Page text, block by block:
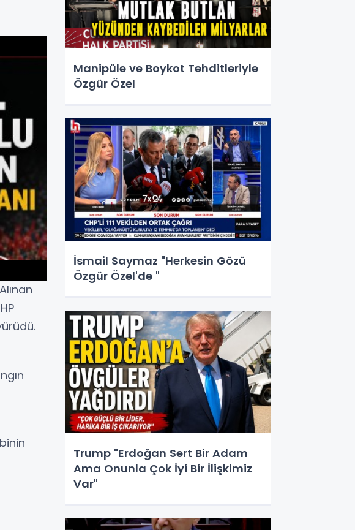
Manipüle ve Boykot Tehditleriyle
Özgür Özel
İsmail Saymaz "Herkesin Gözü
Özgür Özel'de "
Trump "Erdoğan Sert Bir Adam
Ama Onunla Çok İyi Bir İlişkimiz
Var"